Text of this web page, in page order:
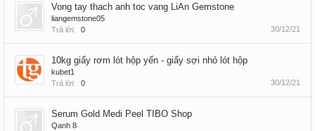
Vong tay thach anh toc vang LiAn Gemstone
liangemstone05
Trả lời:
0 30/12/21
10kg giấy rơm lót hộp yến - giấy sợi nhỏ lót hộp
kubet1
Trả lời:
0 30/12/21
Serum Gold Medi Peel TIBO Shop
Qanh 8